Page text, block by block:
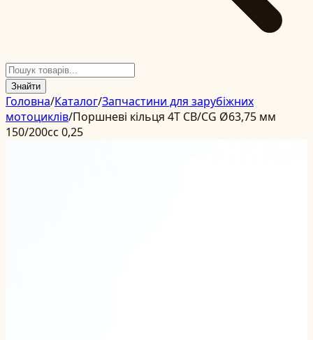
Знайти
Головна/Каталог/Запчастини для зарубіжних
мотоциклів/Поршневі кільця 4T CB/CG Ø63,75 мм
150/200cc 0,25